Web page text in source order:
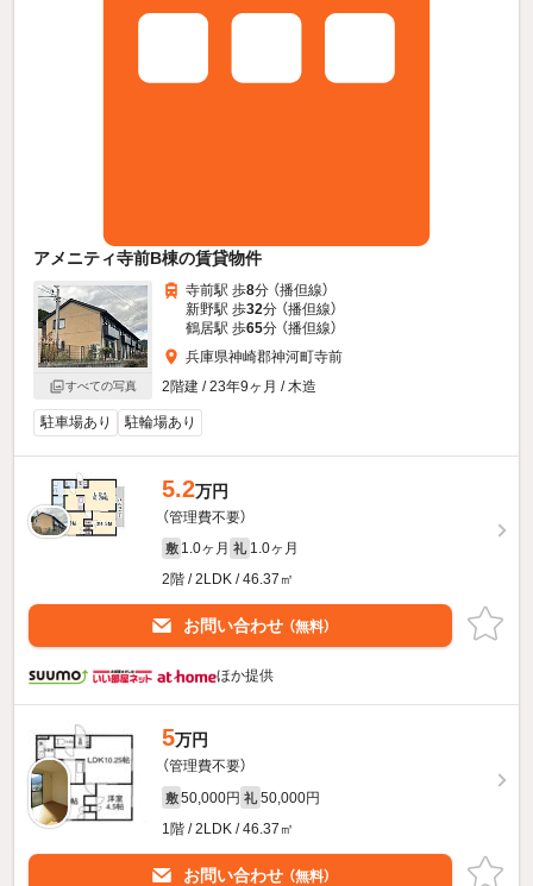
アメニティ寺前B棟の賃貸物件
すべての写真
寺前駅 歩8分 （播但線）
新野駅 歩32分 （播但線）
鶴居駅 歩65分 （播但線）
兵庫県神崎郡神河町寺前
2階建 / 23年9ヶ月 / 木造
駐車場あり 駐輪場あり
5.2万円
（管理費不要）
敷 1.0ヶ月 礼 1.0ヶ月
2階 / 2LDK / 46.37㎡
お問い合わせ （無料）
ほか提供
5万円
（管理費不要）
敷 50,000円 礼 50,000円
1階 / 2LDK / 46.37㎡
お問い合わせ （無料）